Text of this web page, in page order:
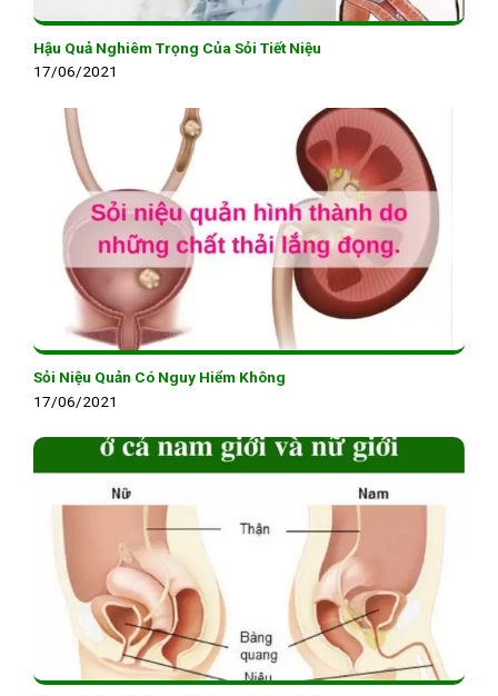
Hậu Quả Nghiêm Trọng Của Sỏi Tiết Niệu
17/06/2021
Sỏi Niệu Quản Có Nguy Hiểm Không
17/06/2021